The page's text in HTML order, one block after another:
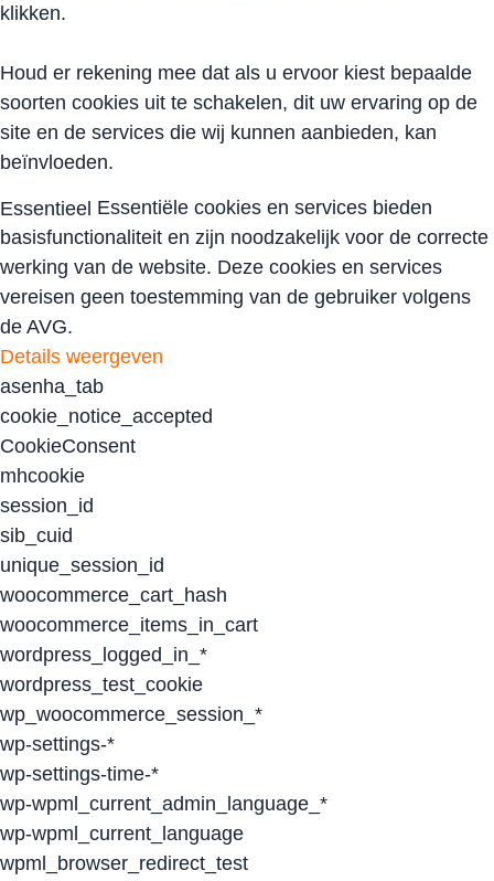
klikken.
Houd er rekening mee dat als u ervoor kiest bepaalde
soorten cookies uit te schakelen, dit uw ervaring op de
site en de services die wij kunnen aanbieden, kan
beïnvloeden.
Essentieel Essentiële cookies en services bieden
basisfunctionaliteit en zijn noodzakelijk voor de correcte
werking van de website. Deze cookies en services
vereisen geen toestemming van de gebruiker volgens
de AVG.
Details weergeven
asenha_tab
cookie_notice_accepted
CookieConsent
mhcookie
session_id
sib_cuid
unique_session_id
woocommerce_cart_hash
woocommerce_items_in_cart
wordpress_logged_in_*
wordpress_test_cookie
wp_woocommerce_session_*
wp-settings-*
wp-settings-time-*
wp-wpml_current_admin_language_*
wp-wpml_current_language
wpml_browser_redirect_test